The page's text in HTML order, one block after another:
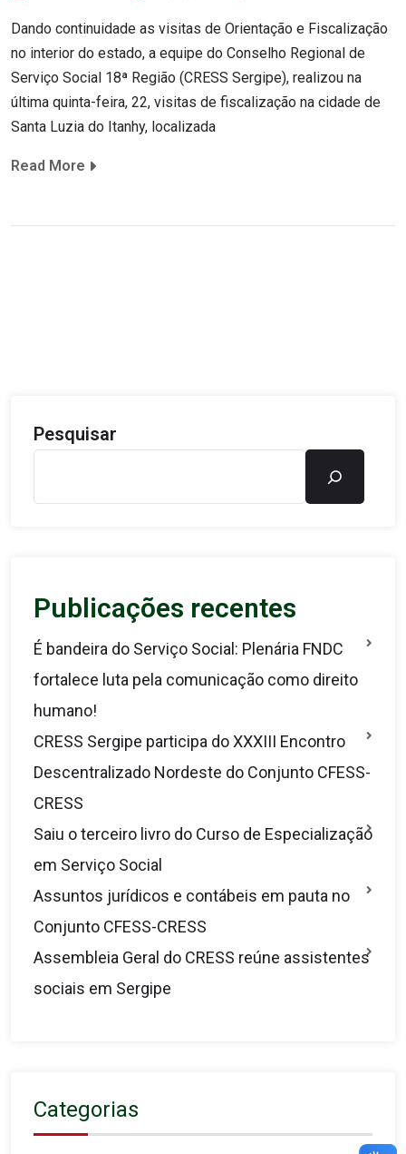
Dando continuidade as visitas de Orientação e Fiscalização
no interior do estado, a equipe do Conselho Regional de
Serviço Social 18ª Região (CRESS Sergipe), realizou na
última quinta-feira, 22, visitas de fiscalização na cidade de
Santa Luzia do Itanhy, localizada
Read More
Pesquisar
Publicações recentes
É bandeira do Serviço Social: Plenária FNDC
fortalece luta pela comunicação como direito
humano!
CRESS Sergipe participa do XXXIII Encontro
Descentralizado Nordeste do Conjunto CFESS-
CRESS
Saiu o terceiro livro do Curso de Especialização
em Serviço Social
Assuntos jurídicos e contábeis em pauta no
Conjunto CFESS-CRESS
Assembleia Geral do CRESS reúne assistentes
sociais em Sergipe
Categorias